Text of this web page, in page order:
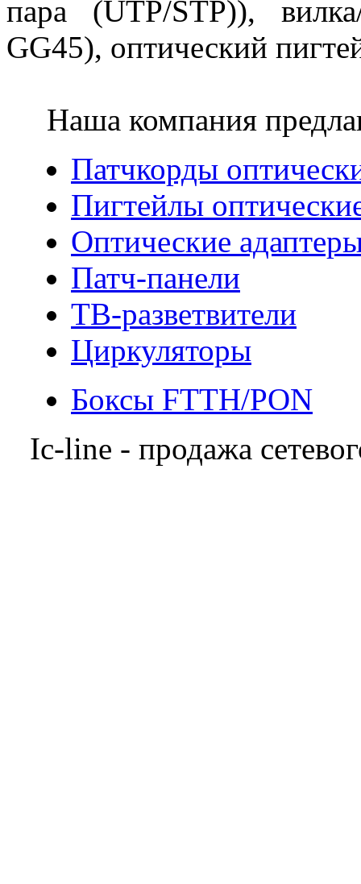
пара (UTP/STP)),
GG45), оптический
Наша компания
Патчкорды
Пигтейлы
Оптические
Патч-панели
ТВ-разветвители
Циркуляторы
Боксы FTTH/PON
Ic-line - продажа